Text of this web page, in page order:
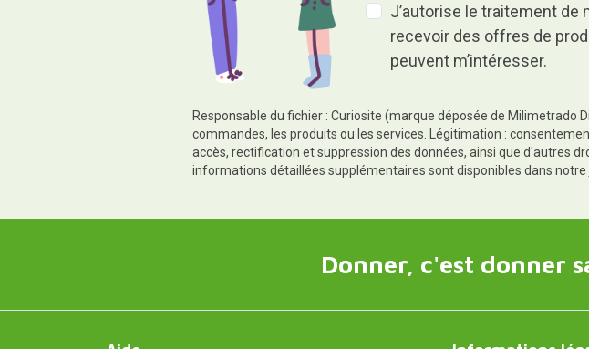
J’autorise le traitement de
recevoir des offres de
peuvent m’intéresser.
Responsable du fichier : Curiosite (marque déposée de Milimetrado
commandes, les produits ou les services. Légitimation :
accès, rectification et suppression des données, ainsi que d'autres
informations détaillées supplémentaires sont disponibles dans notre
Donner, c'est donner